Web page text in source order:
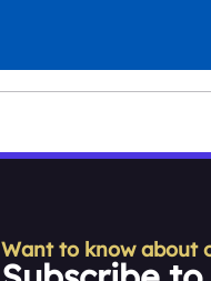
Want to know about